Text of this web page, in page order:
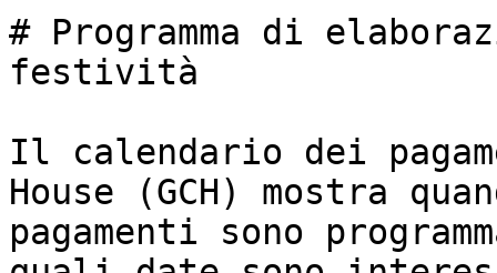
# Programma di
festività
Il calendario dei
House (GCH) mostra
pagamenti sono